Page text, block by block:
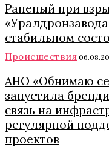
Раненый при
стабильном
Происшествия
АНО «Обнимаю
запустила
связь на
регулярной
проектов